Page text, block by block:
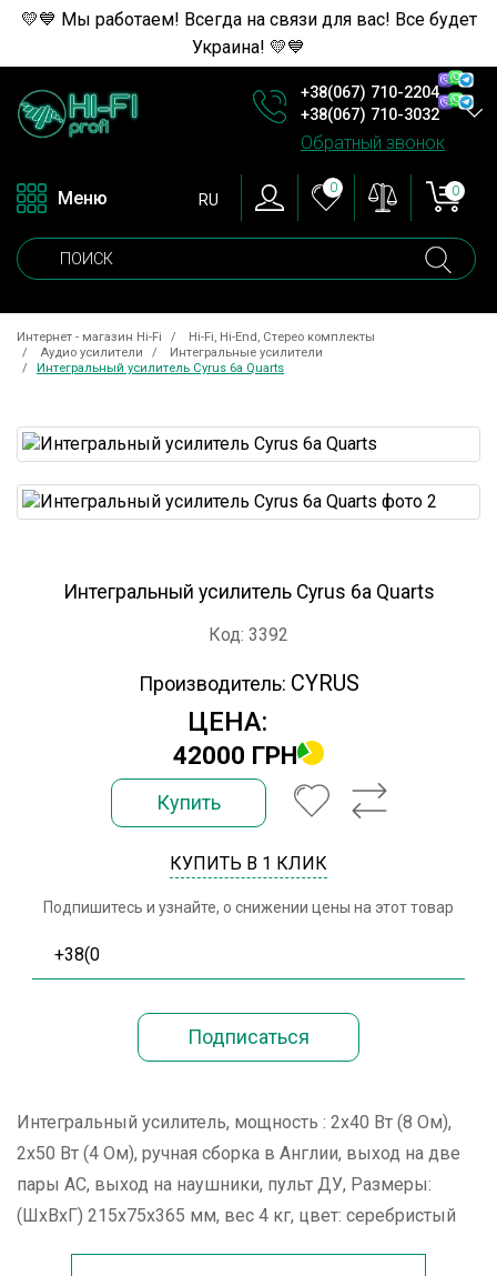
💛💙 Мы работаем! Всегда на связи для вас! Все будет
Украина! 💛💙
+38(067) 710-2204
+38(067) 710-3032
Обратный звонок
Меню RU
0 0
Интернет - магазин Hi-Fi
Hi-Fi, Hi-End, Стерео комплекты
Аудио усилители
Интегральные усилители
Интегральный усилитель Cyrus 6a Quarts
Интегральный усилитель Cyrus 6a Quarts
Код: 3392
Производитель: CYRUS
ЦЕНА:
42000 ГРН
Купить
КУПИТЬ В 1 КЛИК
Подпишитесь и узнайте, о снижении цены на этот товар
Интегральный усилитель, мощность : 2х40 Вт (8 Ом),
2х50 Вт (4 Ом), ручная сборка в Англии, выход на две
пары АС, выход на наушники, пульт ДУ, Размеры:
(ШхВхГ) 215x75x365 мм, вес 4 кг, цвет: серебристый